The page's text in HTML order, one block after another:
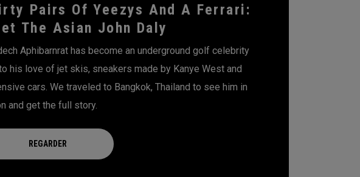
Pairs Of Yeezys And A Ferrari:
The Asian John Daly
Aphibarnrat has become an underground golf celebrity
his love of jet skis, sneakers made by Kanye West and
cars. We traveled to Bangkok, Thailand to see him in
and get the full story.
REGARDER